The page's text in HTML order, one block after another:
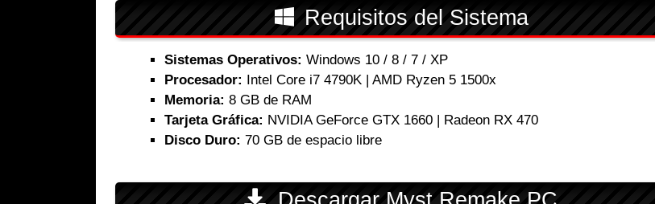
Requisitos del Sistema
Sistemas Operativos: Windows 10 / 8 / 7 / XP
Procesador: Intel Core i7 4790K | AMD Ryzen 5 1500x
Memoria: 8 GB de RAM
Tarjeta Gráfica: NVIDIA GeForce GTX 1660 | Radeon RX 470
Disco Duro: 70 GB de espacio libre